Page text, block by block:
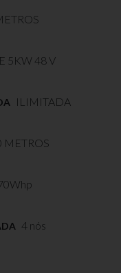
5KW 48 V
ILIMITADA
METROS
4 nós